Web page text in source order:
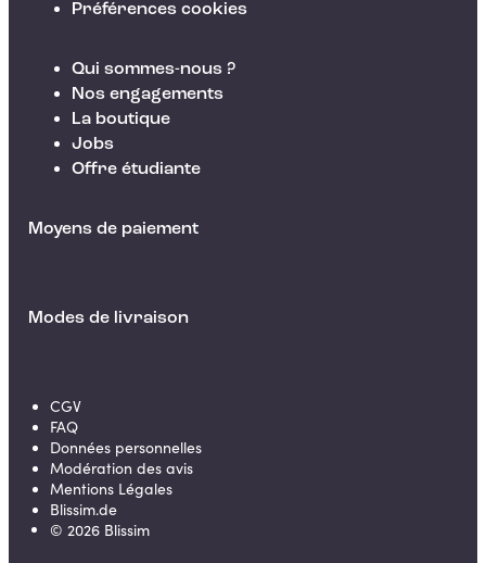
Préférences cookies
Qui sommes-nous ?
Nos engagements
La boutique
Jobs
Offre étudiante
Moyens de paiement
Modes de livraison
CGV
FAQ
Données personnelles
Modération des avis
Mentions Légales
Blissim.de
© 2026 Blissim